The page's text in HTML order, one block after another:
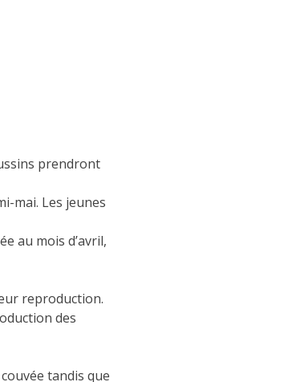
prendront
mai. Les jeunes
au mois d’avril,
reproduction.
des
tandis que